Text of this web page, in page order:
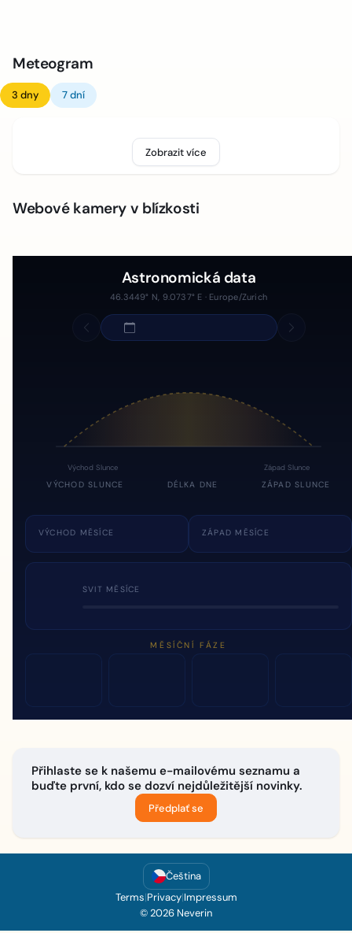
Meteogram
3 dny 7 dní
Zobrazit více
Webové kamery v blízkosti
Astronomická data
46.3449° N, 9.0737° E · Europe/Zurich
Východ Slunce Západ Slunce
VÝCHOD SLUNCE DÉLKA DNE ZÁPAD SLUNCE
VÝCHOD MĚSÍCE ZÁPAD MĚSÍCE
SVIT MĚSÍCE
MĚSÍČNÍ FÁZE
Přihlaste se k našemu e-mailovému seznamu a
buďte první, kdo se dozví nejdůležitější novinky.
Předplať se
Čeština
Terms|Privacy|Impressum
© 2026 Neverin